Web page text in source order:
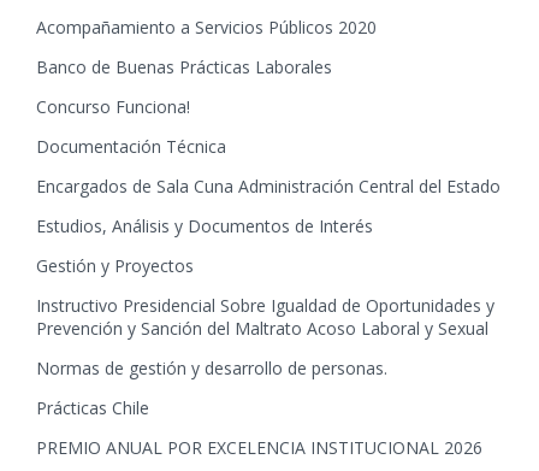
Acompañamiento a Servicios Públicos 2020
Banco de Buenas Prácticas Laborales
Concurso Funciona!
Documentación Técnica
Encargados de Sala Cuna Administración Central del Estado
Estudios, Análisis y Documentos de Interés
Gestión y Proyectos
Instructivo Presidencial Sobre Igualdad de Oportunidades y
Prevención y Sanción del Maltrato Acoso Laboral y Sexual
Normas de gestión y desarrollo de personas.
Prácticas Chile
PREMIO ANUAL POR EXCELENCIA INSTITUCIONAL 2026